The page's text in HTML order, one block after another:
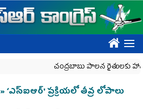
????
చంద్రబాబు పాలన రైతులకు హానికరం
» ‘ఎస్ఐఆర్' ప్రక్రియలో తీవ్ర లోపాలు